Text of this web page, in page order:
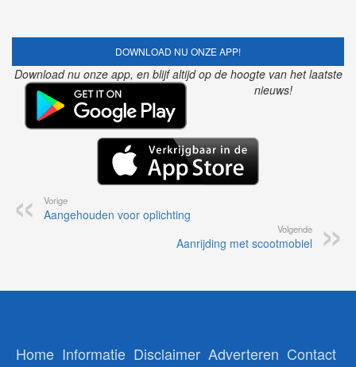
DOWNLOAD NU ONZE APP!
Download nu onze app, en blijf altijd op de hoogte van het laatste
nieuws!
Vorige
Aangehouden voor oplichting
Volgende
Aanrijding met scootmobiel
Home Informatie Disclaimer Adverteren Contact